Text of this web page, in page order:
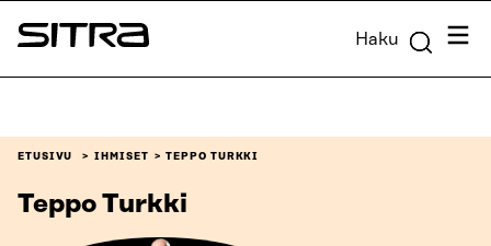
Siirry
suoraan
Sitra Haku
ETUSIVU IHMISET TEPPO TURKKI
Teppo Turkki